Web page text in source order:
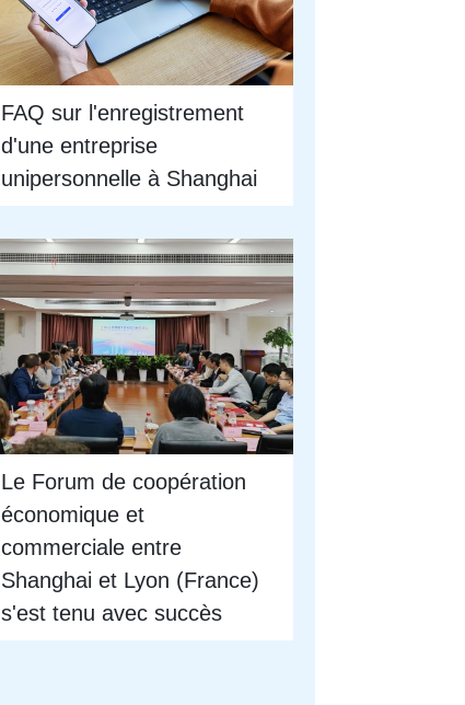
FAQ sur l'enregistrement
d'une entreprise
unipersonnelle à Shanghai
Le Forum de coopération
économique et
commerciale entre
Shanghai et Lyon (France)
s'est tenu avec succès